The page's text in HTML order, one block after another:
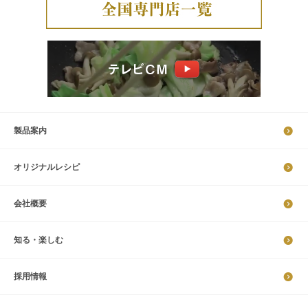
製品案内
オリジナルレシピ
会社概要
知る・楽しむ
採​用​情​報